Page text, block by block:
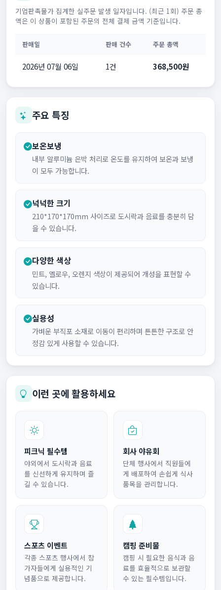
기업판촉물가 집계한 실주문 발생 일자입니다. (최근 1회) 주문 총
액은 이 상품이 포함된 주문의 전체 결제 금액 기준입니다.
판매일 판매 건수 주문 총액
2026년 07월 06일 1건 368,500원
주요 특징
보온보냉
내부 알루미늄 은박 처리로 온도를 유지하여 보온과 보냉
이 모두 가능합니다.
넉넉한 크기
210*170*170mm 사이즈로 도시락과 음료를 충분히 담
을 수 있습니다.
다양한 색상
민트, 옐로우, 오렌지 색상이 제공되어 개성을 표현할 수
있습니다.
실용성
가벼운 부직포 소재로 이동이 편리하며 튼튼한 구조로 안
정감 있게 사용할 수 있습니다.
이런 곳에 활용하세요
피크닉 필수템
야외에서 도시락과 음료
를 신선하게 유지하며 즐
길 수 있습니다.
회사 야유회
단체 행사에서 직원들에
게 배포하여 손쉽게 식사
품목을 관리합니다.
스포츠 이벤트
각종 스포츠 행사에서 참
가자들에게 실용적인 기
념품으로 제공합니다.
캠핑 준비물
캠핑 시 필요한 음식과 음
료를 효율적으로 보관할
수 있는 필수템입니다.